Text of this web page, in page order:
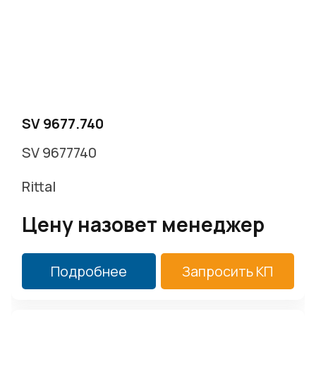
SV 9677.740
SV 9677740
Rittal
Цену назовет менеджер
Подробнее Запросить КП